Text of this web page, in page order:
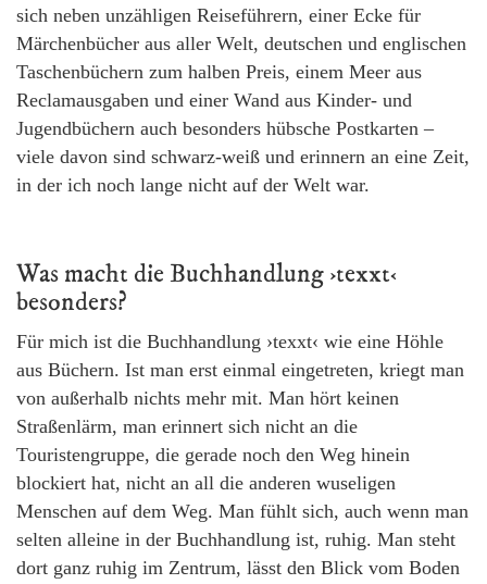
sich neben unzähligen Reiseführern, einer Ecke für
Märchenbücher aus aller Welt, deutschen und englischen
Taschenbüchern zum halben Preis, einem Meer aus
Reclamausgaben und einer Wand aus Kinder- und
Jugendbüchern auch besonders hübsche Postkarten –
viele davon sind schwarz-weiß und erinnern an eine Zeit,
in der ich noch lange nicht auf der Welt war.
Was macht die Buchhandlung ›texxt‹
besonders?
Für mich ist die Buchhandlung ›texxt‹ wie eine Höhle
aus Büchern. Ist man erst einmal eingetreten, kriegt man
von außerhalb nichts mehr mit. Man hört keinen
Straßenlärm, man erinnert sich nicht an die
Touristengruppe, die gerade noch den Weg hinein
blockiert hat, nicht an all die anderen wuseligen
Menschen auf dem Weg. Man fühlt sich, auch wenn man
selten alleine in der Buchhandlung ist, ruhig. Man steht
dort ganz ruhig im Zentrum, lässt den Blick vom Boden